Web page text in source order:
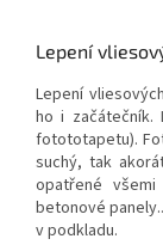
Lepení
Lepení
ho i začátečník.
fotototapetu).
suchý, tak
opatřené
betonové
v podkladu.